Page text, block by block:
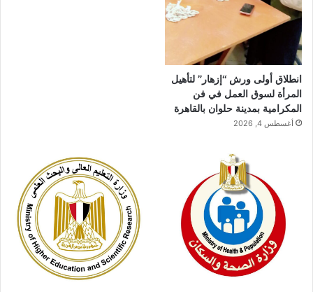
انطلاق أولى ورش “إزهار” لتأهيل
المرأة لسوق العمل في فن
المكرامية بمدينة حلوان بالقاهرة
أغسطس 4, 2026